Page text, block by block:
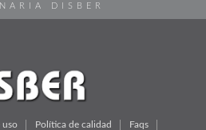
DISBER
uso Política de calidad Faqs